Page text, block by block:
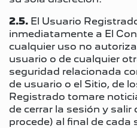
2.5. El Usuario
inmediatamente a El
cualquier uso no
usuario o de cualquier
seguridad relacionada
de usuario o el Sitio, de
Registrado tomare
de cerrar la sesión y salir
procede) al final de cada